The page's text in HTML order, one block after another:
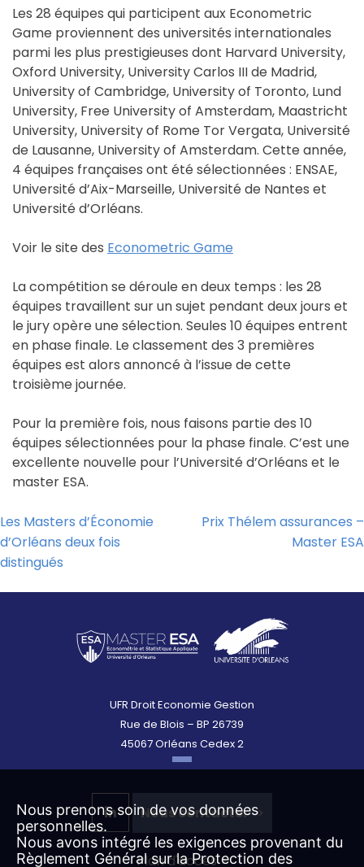
Les 28 équipes qui participent aux Econometric
Game proviennent des universités internationales
parmi les plus prestigieuses dont Harvard University,
Oxford University, University Carlos III de Madrid,
University of Cambridge, University of Toronto, Lund
University, Free University of Amsterdam, Maastricht
University, University of Rome Tor Vergata, Université
de Lausanne, University of Amsterdam. Cette année,
4 équipes françaises ont été sélectionnées : ENSAE,
Université d’Aix-Marseille, Université de Nantes et
Université d’Orléans.
Voir le site des Econometric Game
La compétition se déroule en deux temps : les 28
équipes travaillent sur un sujet pendant deux jours et
le jury opère une sélection. Seules 10 équipes entrent
en phase finale. Le classement des 3 premières
équipes est alors annoncé à l’issue de cette
troisième journée.
Pour la première fois, nous faisons partie des 10
équipes sélectionnées pour la phase finale. C’est une
excellente nouvelle pour l’Université d’Orléans et le
master ESA.
Navigation
de
l’article
Les Masters d’Économie
d’Orléans deux fois
distingués
Prix Thélem assurances –
Master ESA
UFR Droit Economie Gestion
Rue de Blois – BP 26739
45067 Orléans Cedex 2
Nous contacter
Plan d'accès >
Nous prenons soin de vos données
personnelles.
Nous avons intégré les exigences provenant du
Règlement Général sur la Protection des